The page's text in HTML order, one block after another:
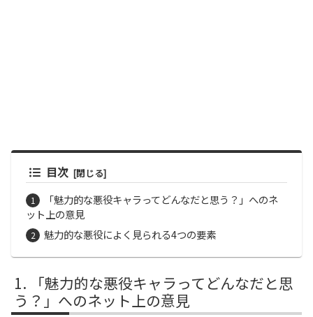
目次
「魅力的な悪役キャラってどんなだと思う？」へのネ
ット上の意見
魅力的な悪役によく見られる4つの要素
「魅力的な悪役キャラってどんなだと思
う？」へのネット上の意見